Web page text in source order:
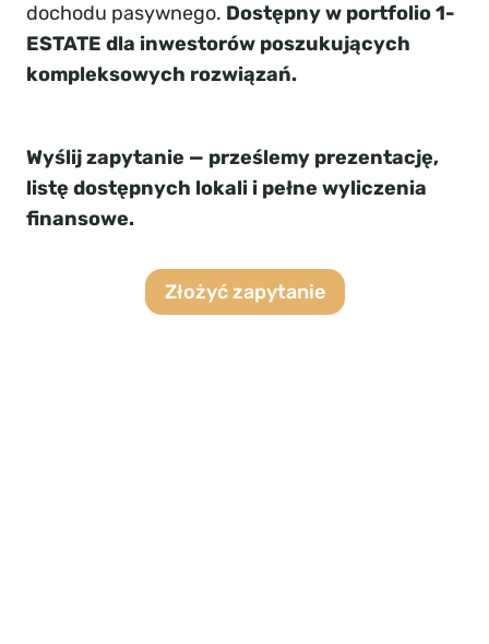
dochodu pasywnego. Dostępny w portfolio 1-
ESTATE dla inwestorów poszukujących
kompleksowych rozwiązań.
Wyślij zapytanie — prześlemy prezentację,
listę dostępnych lokali i pełne wyliczenia
finansowe.
Złożyć zapytanie